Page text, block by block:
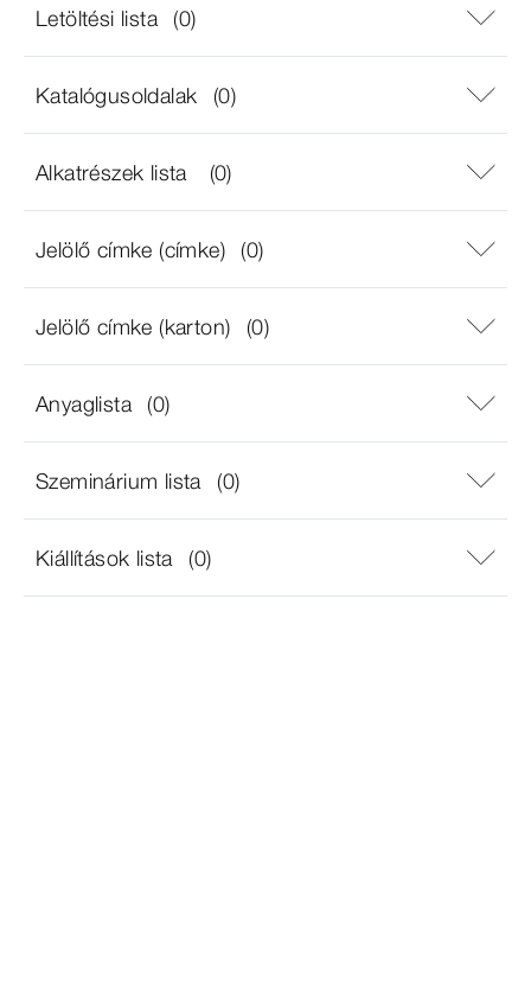
Letöltési lista (0)
Katalógusoldalak (0)
Alkatrészek lista (0)
Jelölő címke (címke) (0)
Jelölő címke (karton) (0)
Anyaglista (0)
Szeminárium lista (0)
Kiállítások lista (0)